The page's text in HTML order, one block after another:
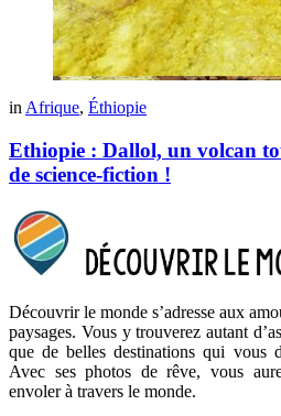
in Afrique, Éthiopie
Ethiopie : Dallol, un volcan
de science-fiction !
Découvrir le monde s’adresse aux
paysages. Vous y trouverez autant
que de belles destinations qui vous
Avec ses photos de rêve, vous
envoler à travers le monde.